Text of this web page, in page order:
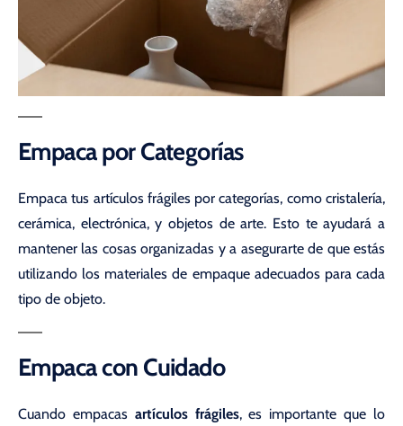
Empaca por Categorías
Empaca tus artículos frágiles por categorías, como cristalería,
cerámica, electrónica, y objetos de arte. Esto te ayudará a
mantener las cosas organizadas y a asegurarte de que estás
utilizando los materiales de empaque adecuados para cada
tipo de objeto.
Empaca con Cuidado
Cuando empacas artículos frágiles, es importante que lo